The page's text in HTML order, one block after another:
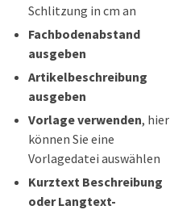
Schlitzung in cm an
Fachbodenabstand
ausgeben
Artikelbeschreibung
ausgeben
Vorlage verwenden, hier
können Sie eine
Vorlagedatei auswählen
Kurztext Beschreibung
oder Langtext-